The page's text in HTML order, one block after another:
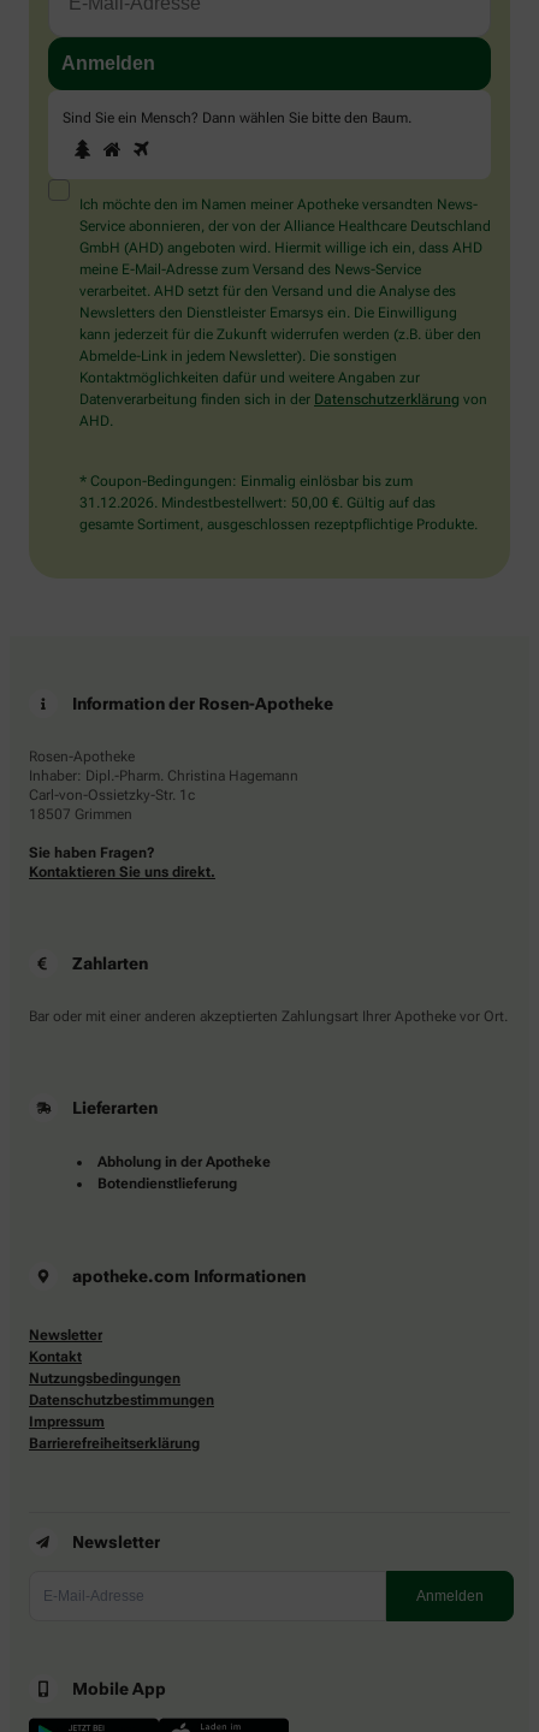
Sind Sie ein Mensch? Dann wählen Sie bitte den Baum.
Sind
Sie
ein
Mensch?
Dann
wählen
Sie
bitte
den
Baum.
1 2
Ich möchte den im Namen meiner Apotheke versandten News-
Service abonnieren, der von der Alliance Healthcare Deutschland
GmbH (AHD) angeboten wird. Hiermit willige ich ein, dass AHD
meine E-Mail-Adresse zum Versand des News-Service
verarbeitet. AHD setzt für den Versand und die Analyse des
Newsletters den Dienstleister Emarsys ein. Die Einwilligung
kann jederzeit für die Zukunft widerrufen werden (z.B. über den
Abmelde-Link in jedem Newsletter). Die sonstigen
Kontaktmöglichkeiten dafür und weitere Angaben zur
Datenverarbeitung finden sich in der Datenschutzerklärung von
AHD.
* Coupon-Bedingungen: Einmalig einlösbar bis zum
31.12.2026. Mindestbestellwert: 50,00 €. Gültig auf das
gesamte Sortiment, ausgeschlossen rezeptpflichtige Produkte.
Information der Rosen-Apotheke
Rosen-Apotheke
Inhaber: Dipl.-Pharm. Christina Hagemann
Carl-von-Ossietzky-Str. 1c
18507 Grimmen
Sie haben Fragen?
Kontaktieren Sie uns direkt.
Zahlarten
Bar oder mit einer anderen akzeptierten Zahlungsart Ihrer Apotheke vor Ort.
Lieferarten
Abholung in der Apotheke
Botendienstlieferung
apotheke.com Informationen
Newsletter
Kontakt
Nutzungsbedingungen
Datenschutzbestimmungen
Impressum
Barrierefreiheitserklärung
Newsletter
Mobile App